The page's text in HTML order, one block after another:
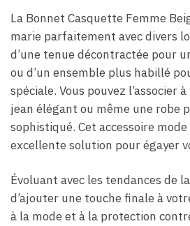
La Bonnet Casquette Femme
marie parfaitement avec divers
d’une tenue décontractée pour
ou d’un ensemble plus habillé
spéciale. Vous pouvez l’associer
jean élégant ou même une robe
sophistiqué. Cet accessoire
excellente solution pour égayer
Évoluant avec les tendances de
d’ajouter une touche finale à
à la mode et à la protection